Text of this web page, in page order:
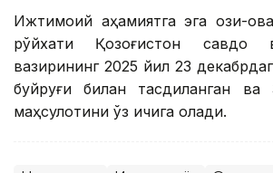
Ижтимоий аҳамиятга эга озиқ-
рўйхати Қозоғистон савдо
вазирининг 2025 йил 23
буйруғи билан тасдиқланган ва
маҳсулотини ўз ичига олади.